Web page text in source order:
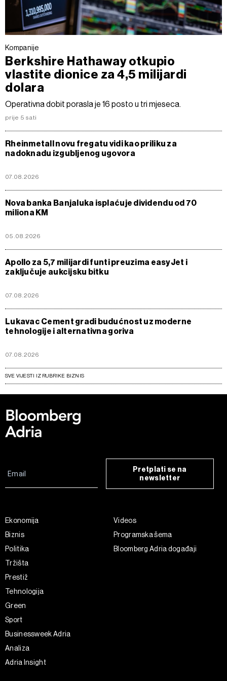
Kompanije
Berkshire Hathaway otkupio
vlastite dionice za 4,5 milijardi
dolara
Operativna dobit porasla je 16 posto u tri mjeseca.
prije 5 sati
Rheinmetall novu fregatu vidi kao priliku za
nadoknadu izgubljenog ugovora
07.08.2026
Nova banka Banjaluka isplaćuje dividendu od 70
miliona KM
05.08.2026
Apollo za 5,7 milijardi funti preuzima easyJet i
zaključuje aukcijsku bitku
07.08.2026
Lukavac Cement gradi budućnost uz moderne
tehnologije i alternativna goriva
07.08.2026
SVE VIJESTI IZ RUBRIKE BIZNIS
Pretplati se na
newsletter
Ekonomija
Biznis
Politika
Tržišta
Prestiž
Tehnologija
Green
Sport
Businessweek Adria
Analiza
Adria Insight
Videos
Programska šema
Bloomberg Adria događaji